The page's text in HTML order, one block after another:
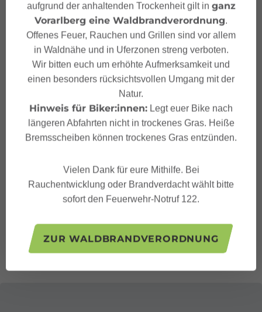
Adresse
Sauna Val Blu
Haldenweg 2a
Kontakt
+43 5552 63106
http://www.valblu.at/
aufgrund der anhaltenden Trockenheit gilt in ganz
Vorarlberg eine Waldbrandverordnung.
Offenes Feuer, Rauchen und Grillen sind vor allem
in Waldnähe und in Uferzonen streng verboten.
Wir bitten euch um erhöhte Aufmerksamkeit und
einen besonders rücksichtsvollen Umgang mit der
Natur.
Hinweis für Biker:innen: Legt euer Bike nach
längeren Abfahrten nicht in trockenes Gras. Heiße
Bremsscheiben können trockenes Gras entzünden.
Vielen Dank für eure Mithilfe. Bei
Rauchentwicklung oder Brandverdacht wählt bitte
sofort den Feuerwehr-Notruf 122.
ZUR WALDBRANDVERORDNUNG